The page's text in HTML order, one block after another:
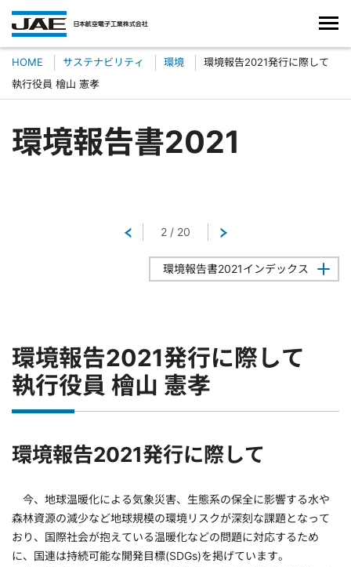
HOME サステナビリティ 環境
環境報告2021発行に際して
執行役員 檜山 憲孝
環境報告書2021
戻る2 / 20
環境報告書2021インデックス
環境報告2021発行に際して
執行役員 檜山 憲孝
環境報告2021発行に際して
今、地球温暖化による気象災害、生態系の保全に影響する水や
森林資源の減少など地球規模の環境リスクが深刻な課題となって
おり、国際社会が抱えている温暖化などの問題に対応するため
に、国連は持続可能な開発目標(SDGs)を掲げています。